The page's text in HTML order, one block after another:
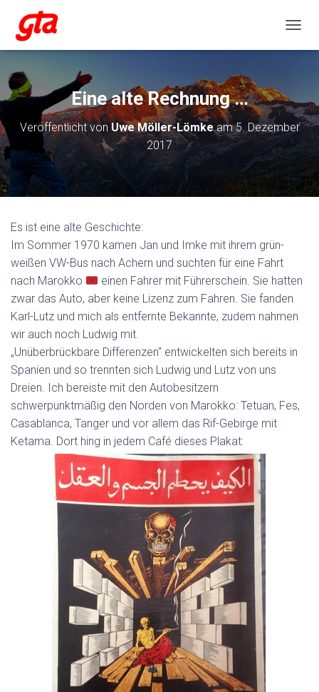
Eine alte Rechnung …
Veröffentlicht von Uwe Möller-Lömkeam5. Dezember
2017
Es ist eine alte Geschichte:
Im Sommer 1970 kamen Jan und Imke mit ihrem grün-
weißen VW-Bus nach Achern und suchten für eine Fahrt
nach Marokko
einen Fahrer mit Führerschein. Sie hatten
zwar das Auto, aber keine Lizenz zum Fahren. Sie fanden
Karl-Lutz und mich als entfernte Bekannte, zudem nahmen
wir auch noch Ludwig mit.
„Unüberbrückbare Differenzen“ entwickelten sich bereits in
Spanien und so trennten sich Ludwig und Lutz von uns
Dreien. Ich bereiste mit den Autobesitzern
schwerpunktmäßig den Norden von Marokko: Tetuan, Fes,
Casablanca, Tanger und vor allem das Rif-Gebirge mit
Ketama. Dort hing in jedem Café dieses Plakat: